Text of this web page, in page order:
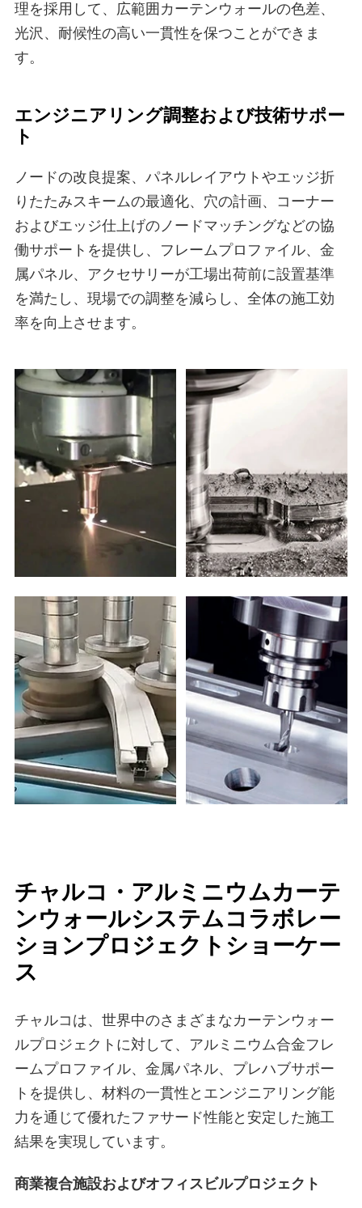
理を採用して、広範囲カーテンウォールの色差、
光沢、耐候性の高い一貫性を保つことができま
す。
エンジニアリング調整および技術サポー
ト
ノードの改良提案、パネルレイアウトやエッジ折
りたたみスキームの最適化、穴の計画、コーナー
およびエッジ仕上げのノードマッチングなどの協
働サポートを提供し、フレームプロファイル、金
属パネル、アクセサリーが工場出荷前に設置基準
を満たし、現場での調整を減らし、全体の施工効
率を向上させます。
チャルコ・アルミニウムカーテ
ンウォールシステムコラボレー
ションプロジェクトショーケー
ス
チャルコは、世界中のさまざまなカーテンウォー
ルプロジェクトに対して、アルミニウム合金フレ
ームプロファイル、金属パネル、プレハブサポー
トを提供し、材料の一貫性とエンジニアリング能
力を通じて優れたファサード性能と安定した施工
結果を実現しています。
商業複合施設およびオフィスビルプロジェクト